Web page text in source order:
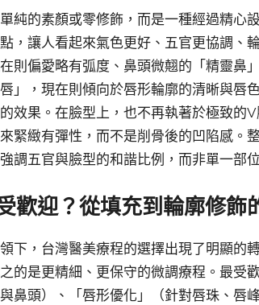
純的素顏或零修飾，而是一種經過精心
，讓人看起來氣色更好、五官更協調、
則偏愛略有弧度、鼻頭微翹的「精靈鼻
」，現在則傾向於唇形輪廓的清晰與唇
的效果。在臉型上，也不再執著於極致
緊緻有彈性，而不是削骨後的凹陷感。
調五官與臉型的和諧比例，而非單一部
歡迎？從填充到輪廓修飾
下，台灣醫美療程的選擇出現了明顯的
的是更精細、更保守的微調療程。最受
鼻頭）、「唇形優化」（針對唇珠、唇